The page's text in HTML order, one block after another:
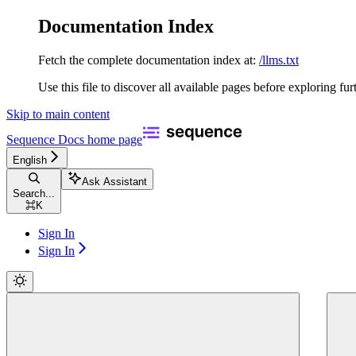
Documentation Index
Fetch the complete documentation index at: /llms.txt
Use this file to discover all available pages before exploring
Skip to main content
Sequence Docs home page
English
Search...
⌘K
Ask Assistant
Sign In
Sign In